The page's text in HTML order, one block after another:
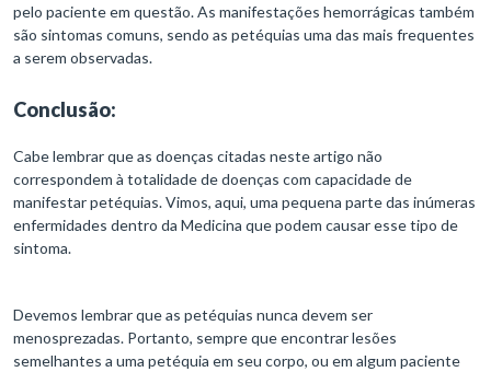
pelo paciente em questão. As manifestações hemorrágicas também
são sintomas comuns, sendo as petéquias uma das mais frequentes
a serem observadas.
Conclusão:
Cabe lembrar que as doenças citadas neste artigo não
correspondem à totalidade de doenças com capacidade de
manifestar petéquias. Vimos, aqui, uma pequena parte das inúmeras
enfermidades dentro da Medicina que podem causar esse tipo de
sintoma.
Devemos lembrar que as petéquias nunca devem ser
menosprezadas. Portanto, sempre que encontrar lesões
semelhantes a uma petéquia em seu corpo, ou em algum paciente